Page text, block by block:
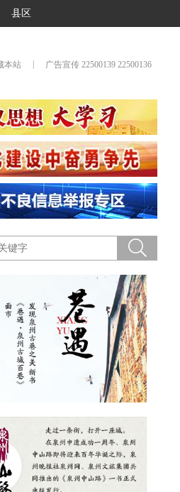
县区
本站 广告宣传 22500139 22500136